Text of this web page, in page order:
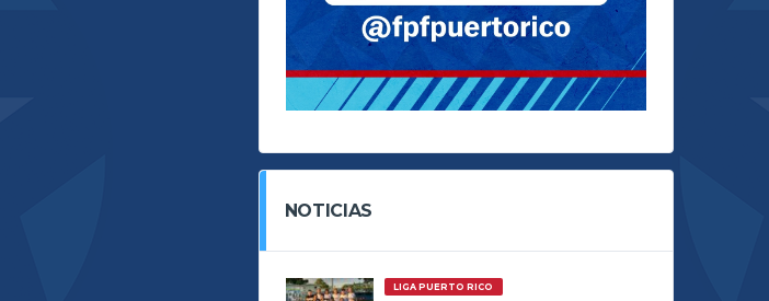
NOTICIAS
LIGA PUERTO RICO